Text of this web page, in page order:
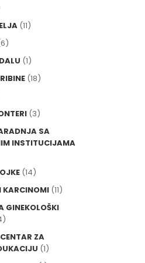
(11)
(1)
(18)
(3)
SA
INSTITUCIJAMA
(14)
KARCINOMI (11)
GINEKOLOŠKI
ZA
(1)